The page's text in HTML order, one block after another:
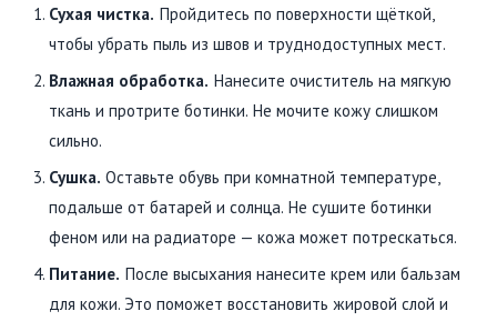
Сухая чистка. Пройдитесь по поверхности щёткой,
чтобы убрать пыль из швов и труднодоступных мест.
Влажная обработка. Нанесите очиститель на мягкую
ткань и протрите ботинки. Не мочите кожу слишком
сильно.
Сушка. Оставьте обувь при комнатной температуре,
подальше от батарей и солнца. Не сушите ботинки
феном или на радиаторе — кожа может потрескаться.
Питание. После высыхания нанесите крем или бальзам
для кожи. Это поможет восстановить жировой слой и